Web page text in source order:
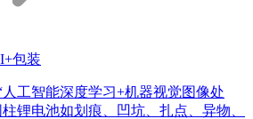
包装
工智能深度学习+机器视觉图像处
锂电池如划痕、凹坑、扎点、异物、